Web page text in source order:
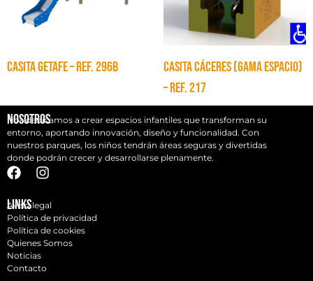
CASITA GETAFE – Ref. 296B
CASITA CÁCERES (GAMA ESPACIO)
– Ref. 217
Nosotros
Nos dedicamos a crear espacios infantiles que transforman su
entorno, aportando innovación, diseño y funcionalidad. Con
nuestros parques, los niños tendrán áreas seguras y divertidas
donde podrán crecer y desarrollarse plenamente.
Links
Aviso legal
Política de privacidad
Política de cookies
Quienes Somos
Noticias
Contacto